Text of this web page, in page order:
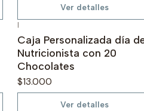
Ver detalles
|
Caja Personalizada día
Nutricionista con 20
Chocolates
$13.000
Ver detalles